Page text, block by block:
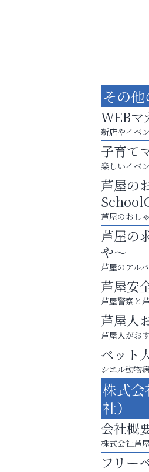
英語で育つ
芦屋人
芦屋・西宮
知などお気
Y-
その
WEBマ
新店やイベ
子育て
楽しいイベ
芦屋の
芦屋のおし
芦屋の
や～
芦屋のアル
芦屋安
芦屋警察と
芦屋人
芦屋人がお
ペット
シエル動物
株式
社）
会社概
株式会社芦
フリー